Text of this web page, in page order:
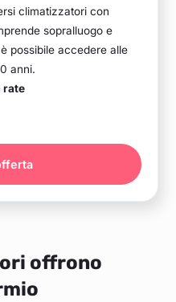
climatizzatori con
sopralluogo e
possibile accedere alle
anni.
rate
offrono